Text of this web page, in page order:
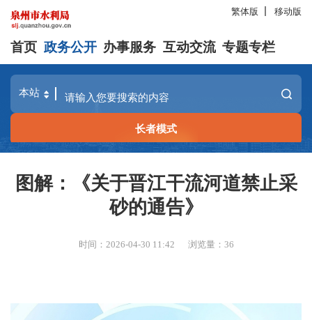
繁体版 移动版
首页 政务公开 办事服务 互动交流 专题专栏
长者模式
图解：《关于晋江干流河道禁止采
砂的通告》
时间：2026-04-30 11:42 浏览量： 36